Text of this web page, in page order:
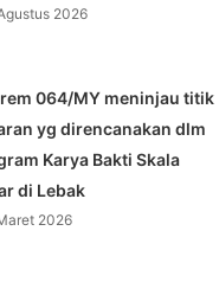
2026
064/MY meninjau titik
yg direncanakan dlm
Karya Bakti Skala
di Lebak
2026